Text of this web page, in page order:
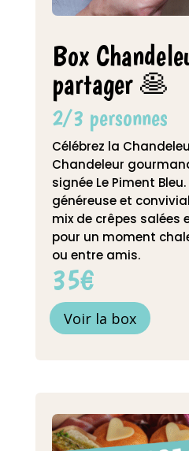
boxs
Box
partager 🥞
2/3 personnes
Célébrez la
Chandeleur
signée Le Piment
généreuse et
mix de crêpes salées
pour un moment
ou entre amis.
35€
Voir la box